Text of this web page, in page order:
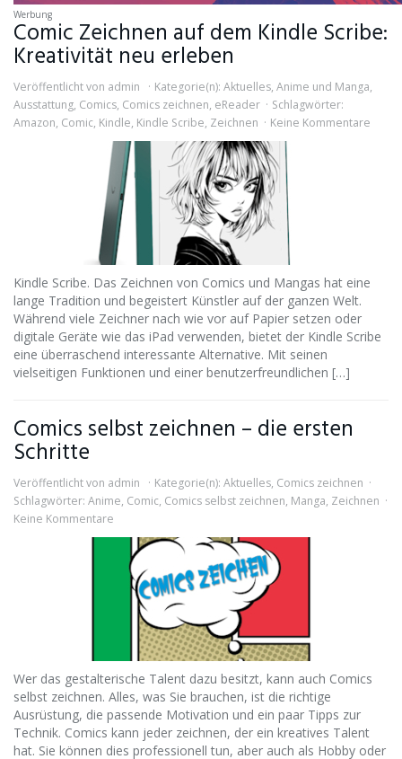
Werbung
Comic Zeichnen auf dem Kindle Scribe:
Kreativität neu erleben
Veröffentlicht von admin Kategorie(n): Aktuelles, Anime und Manga,
Ausstattung, Comics, Comics zeichnen, eReader
Schlagwörter:
Amazon, Comic, Kindle, Kindle Scribe, Zeichnen Keine Kommentare
Kindle Scribe. Das Zeichnen von Comics und Mangas hat eine
lange Tradition und begeistert Künstler auf der ganzen Welt.
Während viele Zeichner nach wie vor auf Papier setzen oder
digitale Geräte wie das iPad verwenden, bietet der Kindle Scribe
eine überraschend interessante Alternative. Mit seinen
vielseitigen Funktionen und einer benutzerfreundlichen […]
Comics selbst zeichnen – die ersten
Schritte
Veröffentlicht von admin Kategorie(n): Aktuelles, Comics zeichnen
Schlagwörter: Anime, Comic, Comics selbst zeichnen, Manga, Zeichnen
Keine Kommentare
Wer das gestalterische Talent dazu besitzt, kann auch Comics
selbst zeichnen. Alles, was Sie brauchen, ist die richtige
Ausrüstung, die passende Motivation und ein paar Tipps zur
Technik. Comics kann jeder zeichnen, der ein kreatives Talent
hat. Sie können dies professionell tun, aber auch als Hobby oder